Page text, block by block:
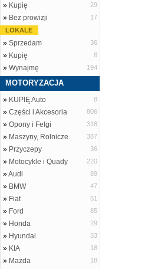
» Kupię 29
» Bez prowizji
17
LOKALE
» Sprzedam 36
» Kupię 8
» Wynajmę 194
MOTORYZACJA
» KUPIĘ Auto 8
» Części i Akcesoria 806
» Opony i Felgi 318
» Maszyny, Rolnicze 387
» Przyczepy 36
» Motocykle i Quady 220
»Audi 89
» BMW 47
» Fiat 51
» Ford 85
» Honda 29
» Hyundai 33
» KIA 18
» Mazda 18